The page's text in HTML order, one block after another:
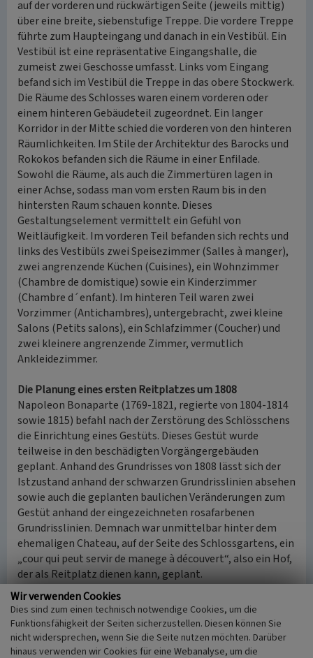
auf der vorderen und rückwärtigen Seite (jeweils mittig)
über eine breite, siebenstufige Treppe. Die vordere Treppe
führte zum Haupteingang und danach in ein Vestibül. Ein
Vestibül ist eine repräsentative Eingangshalle, die
zumeist zwei Geschosse umfasst. Links vom Eingang
befand sich im Vestibül die Treppe in das obere Stockwerk.
Die Räume des Schlosses waren einem vorderen oder
einem hinteren Gebäudeteil zugeordnet. Ein langer
Korridor in der Mitte schied die vorderen von den hinteren
Räumlichkeiten. Im Stile der Architektur des Barocks und
Rokokos befanden sich die Räume in einer Enfilade.
Sowohl die Räume, als auch die Zimmertüren lagen in
einer Achse, sodass man vom ersten Raum bis in den
hintersten Raum schauen konnte. Dieses
Gestaltungselement vermittelt ein Gefühl von
Weitläufigkeit. Im vorderen Teil befanden sich rechts und
links des Vestibüls zwei Speisezimmer (Salles à manger),
zwei angrenzende Küchen (Cuisines), ein Wohnzimmer
(Chambre de domistique) sowie ein Kinderzimmer
(Chambre d´enfant). Im hinteren Teil waren zwei
Vorzimmer (Antichambres), untergebracht, zwei kleine
Salons (Petits salons), ein Schlafzimmer (Coucher) und
zwei kleinere angrenzende Zimmer, vermutlich
Ankleidezimmer.
Die Planung eines ersten Reitplatzes um 1808
Napoleon Bonaparte (1769-1821, regierte von 1804-1814
sowie 1815) befahl nach der Zerstörung des Schlösschens
die Einrichtung eines Gestüts. Dieses Gestüt wurde
teilweise in den beschädigten Vorgängergebäuden
geplant. Anhand des Grundrisses von 1808 lässt sich der
Istzustand anhand der schwarzen Grundrisslinien absehen
sowie auch die geplanten baulichen Veränderungen zum
Gestüt anhand der eingezeichneten rosafarbenen
Grundrisslinien. Demnach war unmittelbar hinter dem
ehemaligen Chateau, auf der Seite des Schlossgartens, ein
„cour qui peut servir de manege à découvert“, also ein Hof,
der als Reitplatz dienen kann, geplant.
Im 19. Jahrhundert wurden die Pferde als Nutztiere für
Landwirtschaft und Militär gezüchtet und somit durch
ihren Arbeitseinsatz ausreichend bewegt. Doch auch die
Zweibrückener Zuchtpferde bekamen durch regelmäßige
Wir verwenden Cookies
Dies sind zum einen technisch notwendige Cookies, um die
Funktionsfähigkeit der Seiten sicherzustellen. Diesen können Sie
nicht widersprechen, wenn Sie die Seite nutzen möchten. Darüber
hinaus verwenden wir Cookies für eine Webanalyse, um die